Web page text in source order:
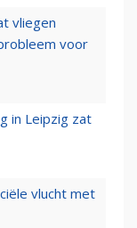
vliegen
voor
in Leipzig zat
vlucht met